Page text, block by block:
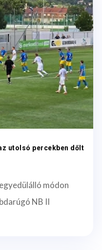
utolsó percekben dőlt
módon
NB II